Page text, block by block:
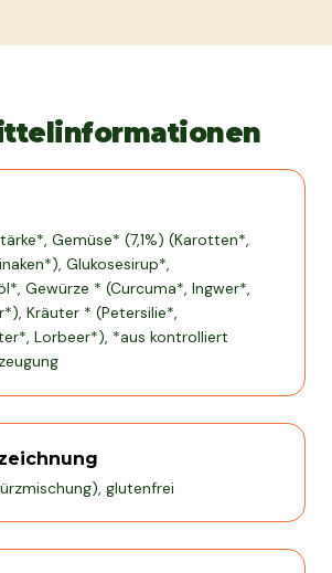
Gemüse* (7,1%) (Karotten*,
Glukosesirup*,
Gewürze * (Curcuma*, Ingwer*,
Kräuter * (Petersilie*,
Lorbeer*), *aus kontrolliert
glutenfrei